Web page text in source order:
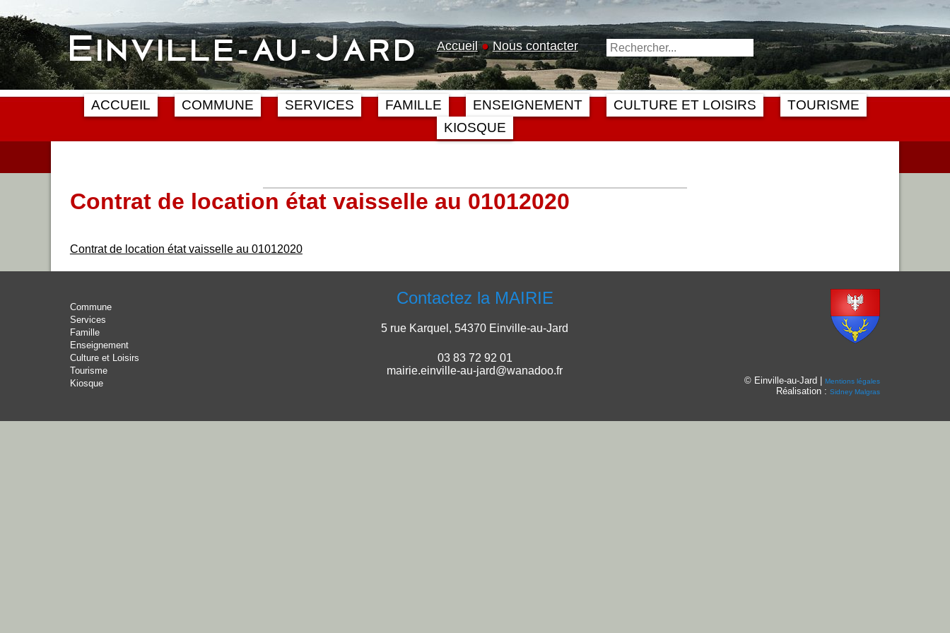
to
content
Einville-au-Jard Accueil ● Nous contacter
ACCUEIL COMMUNE SERVICES FAMILLE ENSEIGNEMENT CULTURE ET LOISIRS
TOURISME
KIOSQUE
Contrat de location état vaisselle au 01012020
Contrat de location état vaisselle au 01012020
Commune
Services
Famille
Enseignement
Culture et Loisirs
Tourisme
Kiosque
Contactez la MAIRIE
5 rue Karquel, 54370 Einville-au-Jard
03 83 72 92 01
mairie.einville-au-jard@wanadoo.fr
© Einville-au-Jard |Mentions légales
Réalisation :Sidney Malgras